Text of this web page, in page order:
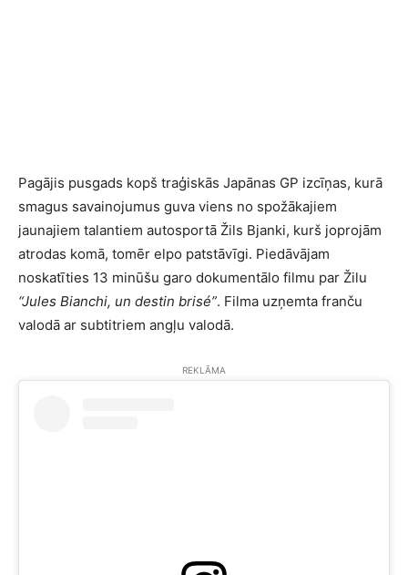
Pagājis pusgads kopš traģiskās Japānas GP izcīņas, kurā
smagus savainojumus guva viens no spožākajiem
jaunajiem talantiem autosportā Žils Bjanki, kurš joprojām
atrodas komā, tomēr elpo patstāvīgi. Piedāvājam
noskatīties 13 minūšu garo dokumentālo filmu par Žilu
“Jules Bianchi, un destin brisé”. Filma uzņemta franču
valodā ar subtitriem angļu valodā.
REKLĀMA